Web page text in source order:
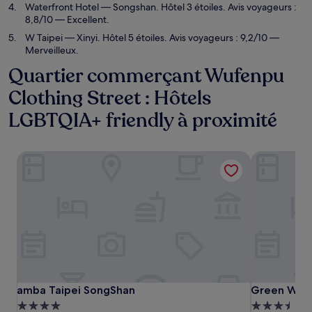
Waterfront Hotel— Songshan. Hôtel 3 étoiles. Avis voyageurs :
8,8/10 — Excellent.
W Taipei— Xinyi. Hôtel 5 étoiles. Avis voyageurs : 9,2/10 —
Merveilleux.
Quartier commerçant Wufenpu
Clothing Street : Hôtels
LGBTQIA+ friendly à proximité
amba Taipei SongShan
amba Taipei SongShan
Hébergement
Green
Green